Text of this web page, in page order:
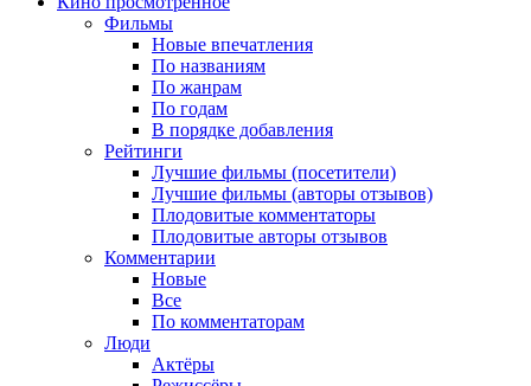
Фильмы
Новые впечатления
По названиям
По жанрам
По годам
В порядке добавления
Рейтинги
Лучшие фильмы (посетители)
Лучшие фильмы (авторы отзывов)
Плодовитые комментаторы
Плодовитые авторы отзывов
Комментарии
Новые
Все
По комментаторам
Люди
Актёры